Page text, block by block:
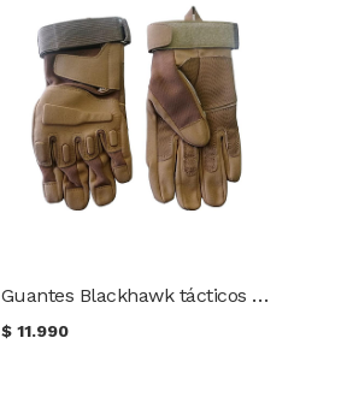
Guantes Blackhawk tácticos coyote
$ 11.990